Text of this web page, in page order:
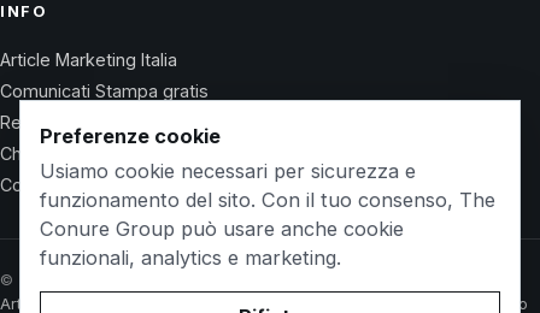
INFO
Article Marketing Italia
Comunicati Stampa gratis
Regolamento
Chi Siamo
Contatti
© 2026 Wet Life News · The Conure Group
Article Marketing Italia
Chi Siamo
Preferenze cookie
Usiamo cookie necessari per sicurezza e
funzionamento del sito. Con il tuo consenso, The
Conure Group può usare anche cookie
funzionali, analytics e marketing.